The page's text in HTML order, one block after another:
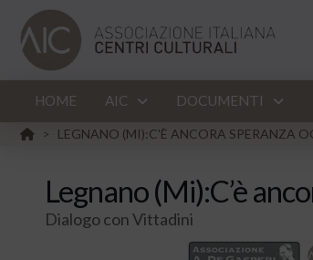
HOME AIC DOCUMENTI
HOME
> LEGNANO (MI):C'È ANCORA SPERANZA
Legnano (Mi):C’è
Dialogo con Vittadini